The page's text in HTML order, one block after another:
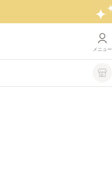
メニュー